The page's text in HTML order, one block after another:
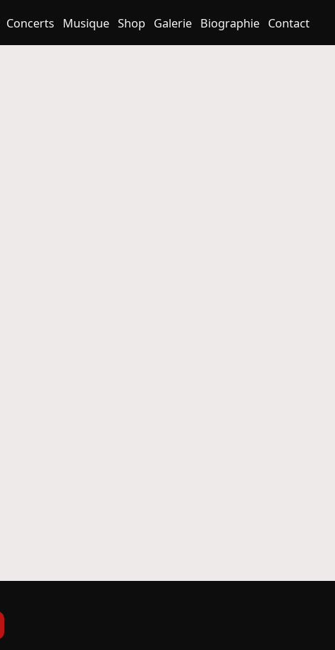
Concerts Musique Shop Galerie Biographie Contact